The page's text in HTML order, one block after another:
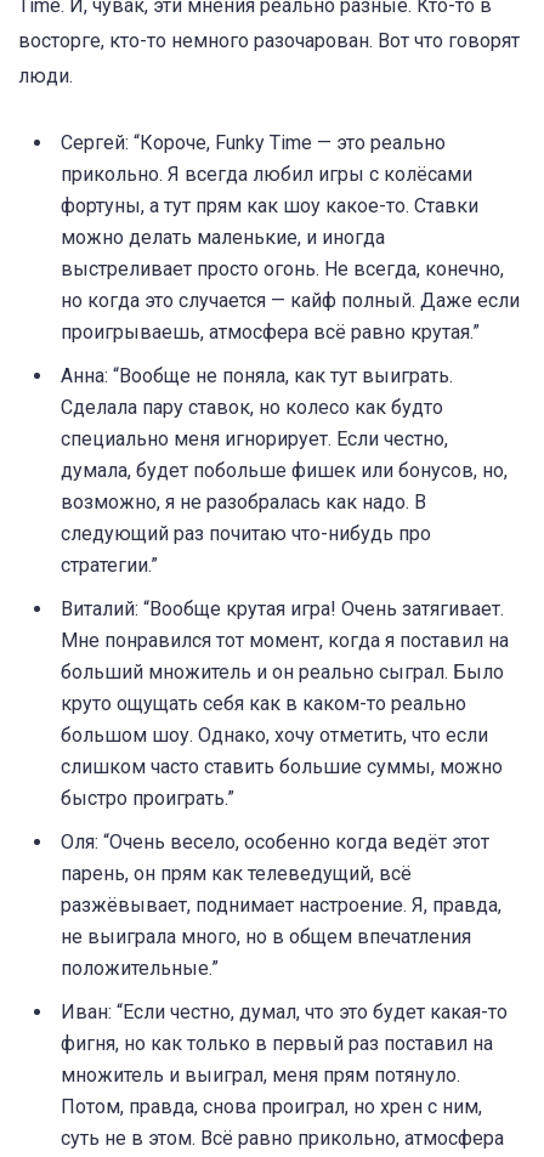
Time. И, чувак, эти мнения реально разные. Кто-то в
восторге, кто-то немного разочарован. Вот что говорят
люди.
Сергей: “Короче, Funky Time — это реально
прикольно. Я всегда любил игры с колёсами
фортуны, а тут прям как шоу какое-то. Ставки
можно делать маленькие, и иногда
выстреливает просто огонь. Не всегда, конечно,
но когда это случается — кайф полный. Даже если
проигрываешь, атмосфера всё равно крутая.”
Анна: “Вообще не поняла, как тут выиграть.
Сделала пару ставок, но колесо как будто
специально меня игнорирует. Если честно,
думала, будет побольше фишек или бонусов, но,
возможно, я не разобралась как надо. В
следующий раз почитаю что-нибудь про
стратегии.”
Виталий: “Вообще крутая игра! Очень затягивает.
Мне понравился тот момент, когда я поставил на
больший множитель и он реально сыграл. Было
круто ощущать себя как в каком-то реально
большом шоу. Однако, хочу отметить, что если
слишком часто ставить большие суммы, можно
быстро проиграть.”
Оля: “Очень весело, особенно когда ведёт этот
парень, он прям как телеведущий, всё
разжёвывает, поднимает настроение. Я, правда,
не выиграла много, но в общем впечатления
положительные.”
Иван: “Если честно, думал, что это будет какая-то
фигня, но как только в первый раз поставил на
множитель и выиграл, меня прям потянуло.
Потом, правда, снова проиграл, но хрен с ним,
суть не в этом. Всё равно прикольно, атмосфера